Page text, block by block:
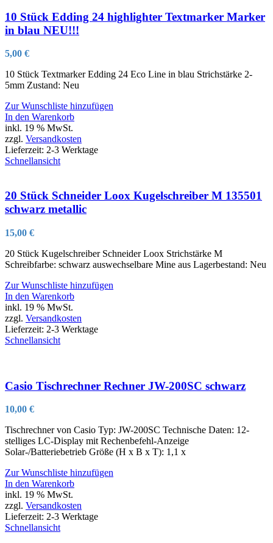
10 Stück Edding 24 highlighter Textmarker Marker
in blau NEU!!!
5,00 €
10 Stück Textmarker Edding 24 Eco Line in blau Strichstärke 2-
5mm Zustand: Neu
Zur Wunschliste hinzufügen
In den Warenkorb
inkl. 19 % MwSt.
zzgl. Versandkosten
Lieferzeit: 2-3 Werktage
Schnellansicht
20 Stück Schneider Loox Kugelschreiber M 135501
schwarz metallic
15,00 €
20 Stück Kugelschreiber Schneider Loox Strichstärke M
Schreibfarbe: schwarz auswechselbare Mine aus Lagerbestand: Neu
Zur Wunschliste hinzufügen
In den Warenkorb
inkl. 19 % MwSt.
zzgl. Versandkosten
Lieferzeit: 2-3 Werktage
Schnellansicht
Casio Tischrechner Rechner JW-200SC schwarz
10,00 €
Tischrechner von Casio Typ: JW-200SC Technische Daten: 12-
stelliges LC-Display mit Rechenbefehl-Anzeige
Solar-/Batteriebetrieb Größe (H x B x T): 1,1 x
Zur Wunschliste hinzufügen
In den Warenkorb
inkl. 19 % MwSt.
zzgl. Versandkosten
Lieferzeit: 2-3 Werktage
Schnellansicht